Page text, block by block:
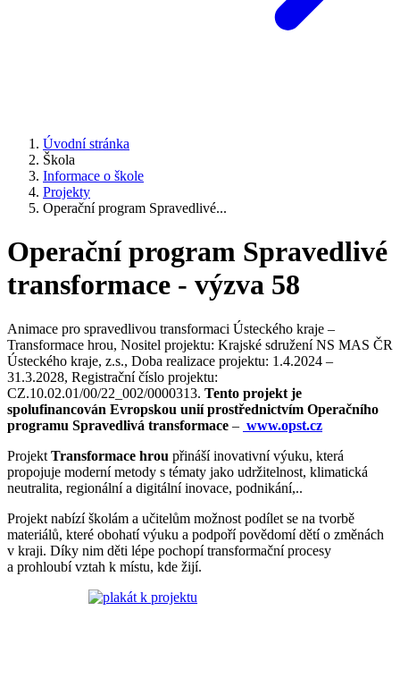
Úvodní stránka
Škola
Informace o škole
Projekty
Operační program Spravedlivé...
Operační program Spravedlivé
transformace - výzva 58
Animace pro spravedlivou transformaci Ústeckého kraje –
Transformace hrou, Nositel projektu: Krajské sdružení NS MAS ČR
Ústeckého kraje, z.s., Doba realizace projektu: 1.4.2024 –
31.3.2028, Registrační číslo projektu:
CZ.10.02.01/00/22_002/0000313. Tento projekt je
spolufinancován Evropskou unií prostřednictvím Operačního
programu Spravedlivá transformace – www.opst.cz
Projekt Transformace hrou přináší inovativní výuku, která
propojuje moderní metody s tématy jako udržitelnost, klimatická
neutralita, regionální a digitální inovace, podnikání,..
Projekt nabízí školám a učitelům možnost podílet se na tvorbě
materiálů, které obohatí výuku a podpoří povědomí dětí o změnách
v kraji. Díky nim děti lépe pochopí transformační procesy
a prohloubí vztah k místu, kde žijí.